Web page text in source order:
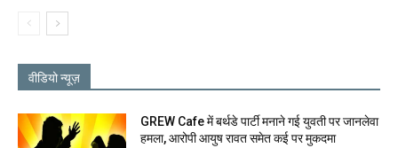
वीडियो न्यूज़
GREW Cafe में बर्थडे पार्टी मनाने गई युवती पर जानलेवा
हमला, आरोपी आयुष रावत समेत कई पर मुकदमा